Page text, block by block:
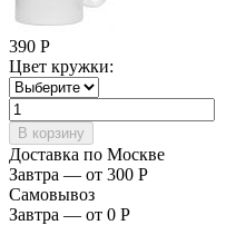
390 Р
Цвет кружки:
Доставка по Москве
Завтра — от 300 Р
Самовывоз
Завтра — от 0 Р